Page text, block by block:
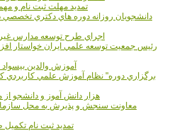
تمدید مهلت ثبت نام و
دانشجويان روزانه دوره هاي دكتري تخصصي
اجراي طرح توسعه مدارس غير دولتي در
رئيس جمعيت توسعه علمي ايران خواستار
آموزش والدين
برگزاري دوره" نظام آموزش علمي كاربردي
40 هزار دانش آموز و دانشجو از
معاونت سنجش و پذيرش به محل
تمديد ثبت نام